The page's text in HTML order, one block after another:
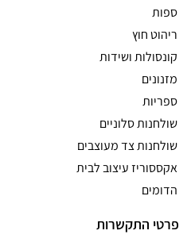
ספות
ריהוט חוץ
קונסולות ושידות
מזנונים
ספריות
שולחנות סלוניים
שולחנות צד מעוצבים
אקססוריז עיצוב לבית
הדומים
פרטי התקשרות